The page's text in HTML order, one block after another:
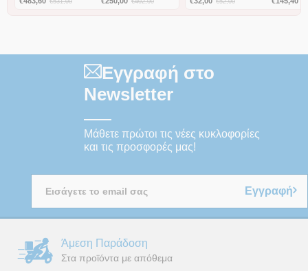
Εγγραφή στο
Newsletter
Μάθετε πρώτοι τις νέες κυκλοφορίες
και τις προσφορές μας!
Εγγραφή
Άμεση Παράδοση
Στα προϊόντα με απόθεμα